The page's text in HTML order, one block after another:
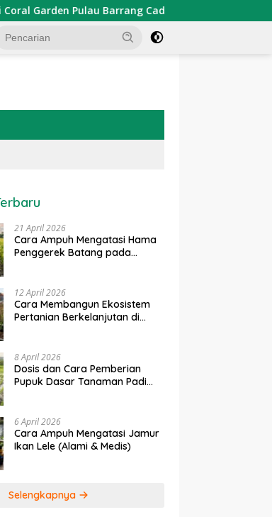
Barrang Caddi PDKT Danau Tempe :
21 April 2026
Cara Ampuh Mengatasi Hama
Penggerek Batang pada
12 April 2026
Cara Membangun Ekosistem
Pertanian Berkelanjutan di
8 April 2026
Dosis dan Cara Pemberian
Pupuk Dasar Tanaman Padi
6 April 2026
Cara Ampuh Mengatasi Jamur
Ikan Lele (Alami & Medis)
Selengkapnya